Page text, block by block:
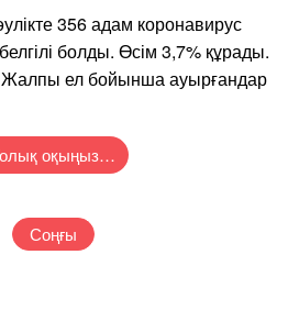
356 адам коронавирус
болды. Өсім 3,7% құрады.
ел бойынша ауырғандар
оқыңыз…
Соңғы